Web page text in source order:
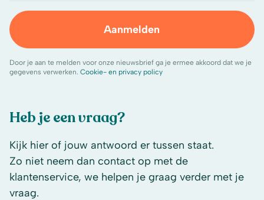
Heb je een vraag?
Kijk hier of jouw antwoord er tussen staat.
Zo niet neem dan contact op met de
klantenservice, we helpen je graag verder met je
vraag.
Aanmelden
Door je aan te melden voor onze nieuwsbrief ga je ermee akkoord dat we je
gegevens verwerken. Cookie- en privacy policy